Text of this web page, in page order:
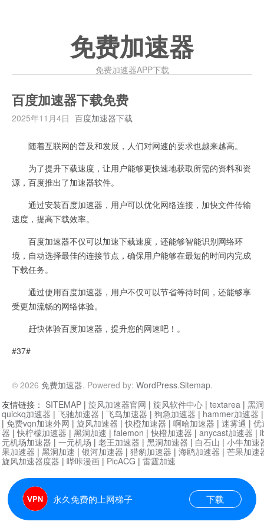
免费加速器
免费加速器APP下载
百度加速器下载免费
2025年11月4日 百度加速器下载
随着互联网的普及和发展，人们对网速的要求也越来越高。
为了提升下载速度，让用户能够更快速地获取所需的资料和资
源，百度推出了加速器软件。
通过安装百度加速器，用户可以优化网络连接，加快文件传输
速度，提高下载效率。
百度加速器不仅可以加速下载速度，还能够智能识别网络环
境，自动选择最佳的连接节点，确保用户能够在最短的时间内完成
下载任务。
通过使用百度加速器，用户不仅可以节省等待时间，还能够享
受更加流畅的网络体验。
赶快体验百度加速器，提升您的网速吧！。
#37#
© 2026 免费加速器. Powered by: WordPress.Sitemap.
永久免费的上网梯子 下载
友情链接： SITEMAP | 旋风加速器官网 | 旋风软件中心 | textarea | 黑
quickq加速器 | 飞驰加速器 | 飞鸟加速器 | 狗急加速器 | hammer加速器
| 免费vqn加速外网 | 旋风加速器 |快橙加速器 | 啊哈加速器 | 迷雾通 | 优
器 |快柠檬加速器 | 黑洞加速 | falemon |快橙加速器 | anycast加速器 |
元机场加速器 | 一元机场 | 老王加速器 | 黑洞加速器 | 白石山 | 小牛加速
果加速器 | 黑洞加速 | 银河加速器 | 猎豹加速器 | 海鸥加速器 | 芒果加速
旋风加速器度器 | 哔咔漫画 | PicACG | 雷霆加速